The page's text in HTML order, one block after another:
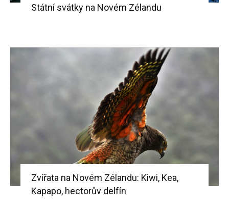
Státní svátky na Novém Zélandu
Zvířata na Novém Zélandu: Kiwi, Kea,
Kapapo, hectorův delfín